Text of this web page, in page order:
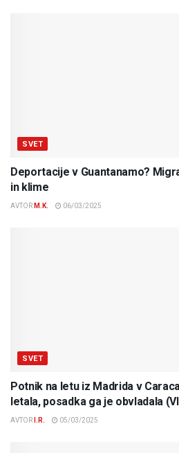
SVET
Deportacije v Guantanamo?
in klime
AVTOR M.K. 06/03/2025
SVET
Potnik na letu iz Madrida v
letala, posadka ga je obvladala
AVTOR I.R. 05/03/2025